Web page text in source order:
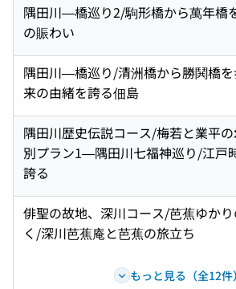
隅田川—橋巡り2/駒形橋から萬年橋
の賑わい
隅田川—橋巡り/清洲橋から勝鬨橋
来の由緒を誇る佃島
隅田川歴史伝説コース/梅若と業平
別プラン1—隅田川七福神巡り/江戸
誇る
俳聖の故地、深川コース/芭蕉ゆか
く/深川芭蕉庵と芭蕉の旅立ち
もっと見る（全12件）